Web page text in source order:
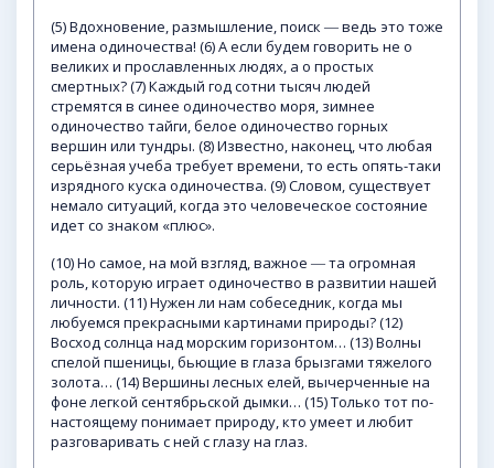
(5) Вдохновение, размышление, поиск ― ведь это тоже
имена одиночества! (6) А если будем говорить не о
великих и прославленных людях, а о простых
смертных? (7) Каждый год сотни тысяч людей
стремятся в синее одиночество моря, зимнее
одиночество тайги, белое одиночество горных
вершин или тундры. (8) Известно, наконец, что любая
серьёзная учеба требует времени, то есть опять-таки
изрядного куска одиночества. (9) Словом, существует
немало ситуаций, когда это человеческое состояние
идет со знаком «плюс».
(10) Но самое, на мой взгляд, важное ― та огромная
роль, которую играет одиночество в развитии нашей
личности. (11) Нужен ли нам собеседник, когда мы
любуемся прекрасными картинами природы? (12)
Восход солнца над морским горизонтом… (13) Волны
спелой пшеницы, бьющие в глаза брызгами тяжелого
золота… (14) Вершины лесных елей, вычерченные на
фоне легкой сентябрьской дымки… (15) Только тот по-
настоящему понимает природу, кто умеет и любит
разговаривать с ней с глазу на глаз.